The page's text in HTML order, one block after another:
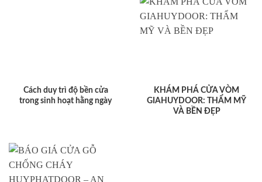
Cách duy trì độ bền cửa
trong sinh hoạt hằng ngày
KHÁM PHÁ CỬA VÒM
GIAHUYDOOR: THẨM MỸ
VÀ BỀN ĐẸP